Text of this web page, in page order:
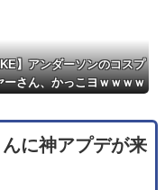
】アンダーソンのコスプ
ーさん、かっこヨｗｗｗｗ
んに神アプデが来